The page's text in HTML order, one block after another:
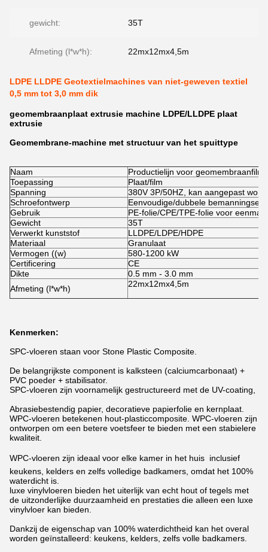
gewicht: 35T
Afmeting (l*w*h): 22mx12mx4,5m
LDPE LLDPE Geotextielmachines van niet-geweven textiel
0,5 mm tot 3,0 mm dik
geomembraanplaat extrusie machine LDPE/LLDPE plaat
extrusie
Geomembrane-machine met structuur van het spuittype
Naam
Productielijn voor
Toepassing
Plaat/film
Spanning
380V 3P/50HZ, kan aangepast
Schroefontwerp
Eenvoudige/dubbele
Gebruik
PE-folie/CPE/TPE-folie voor
Gewicht
35T
Verwerkt kunststof
LLDPE/LDPE/HDPE
Materiaal
Granulaat
Vermogen ((w)
580-1200 kW
Certificering
CE
Dikte
0.5 mm - 3.0 mm
Afmeting (l*w*h)
22mx12mx4,5m
Kenmerken:
SPC-vloeren staan voor Stone Plastic Composite.
De belangrijkste component is kalksteen (calciumcarbonaat) +
PVC poeder + stabilisator.
SPC-vloeren zijn voornamelijk gestructureerd met de UV-coating,
Abrasiebestendig papier, decoratieve papierfolie en kernplaat.
WPC-vloeren betekenen hout-plasticcomposite. WPC-vloeren zijn
ontworpen om een betere voetsfeer te bieden met een stabielere
kwaliteit.
WPC-vloeren zijn ideaal voor elke kamer in het huis  inclusief
keukens, kelders en zelfs volledige badkamers, omdat het 100%
waterdicht is.
luxe vinylvloeren bieden het uiterlijk van echt hout of tegels met
de uitzonderlijke duurzaamheid en prestaties die alleen een luxe
vinylvloer kan bieden.
Dankzij de eigenschap van 100% waterdichtheid kan het overal
worden geïnstalleerd: keukens, kelders, zelfs volle badkamers.